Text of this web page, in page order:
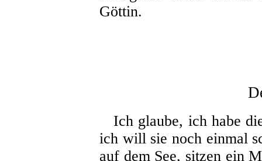
Göttin.
Ich glaube, ich habe
ich will sie noch einmal
auf dem See, sitzen ein